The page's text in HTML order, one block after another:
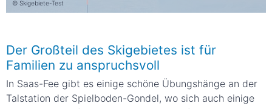
© Skigebiete-Test
Der Großteil des Skigebietes ist für
Familien zu anspruchsvoll
In Saas-Fee gibt es einige schöne Übungshänge an der
Talstation der Spielboden-Gondel, wo sich auch einige